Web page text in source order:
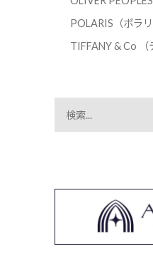
POLARIS（ポラリ
TIFFANY & Co （